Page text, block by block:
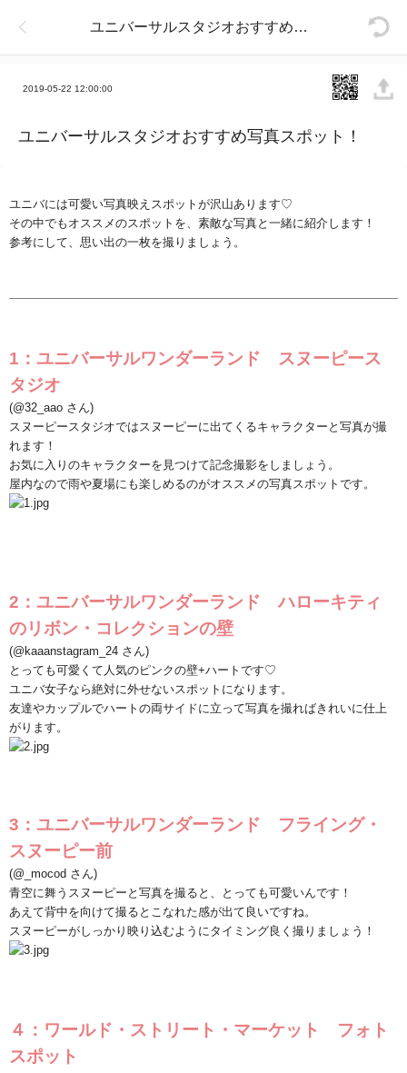
ユニバーサルスタジオおすすめ写真スポット！
2019-05-22 12:00:00
ユニバーサルスタジオおすすめ写真スポット！
ユニバには可愛い写真映えスポットが沢山あります♡
その中でもオススメのスポットを、素敵な写真と一緒に紹介します！
参考にして、思い出の一枚を撮りましょう。
1 ：ユニバーサルワンダーランド スヌーピース
タジオ
(@32_aao さん)
スヌーピースタジオではスヌーピーに出てくるキャラクターと写真が撮
れます！
お気に入りのキャラクターを見つけて記念撮影をしましょう。
屋内なので雨や夏場にも楽しめるのがオススメの写真スポットです。
2 ：ユニバーサルワンダーランド ハローキティ
のリボン・コレクションの壁
(@kaaanstagram_24 さん)
とっても可愛くて人気のピンクの壁+ハートです♡
ユニバ女子なら絶対に外せないスポットになります。
友達やカップルでハートの両サイドに立って写真を撮ればきれいに仕上
がります。
3 ：ユニバーサルワンダーランド フライング・
スヌーピー前
(@_mocod さん)
青空に舞うスヌーピーと写真を撮ると、とっても可愛いんです！
あえて背中を向けて撮るとこなれた感が出て良いですね。
スヌーピーがしっかり映り込むようにタイミング良く撮りましょう！
４：ワールド・ストリート・マーケット フォト
スポット